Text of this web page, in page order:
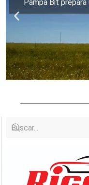
Pampa Bit